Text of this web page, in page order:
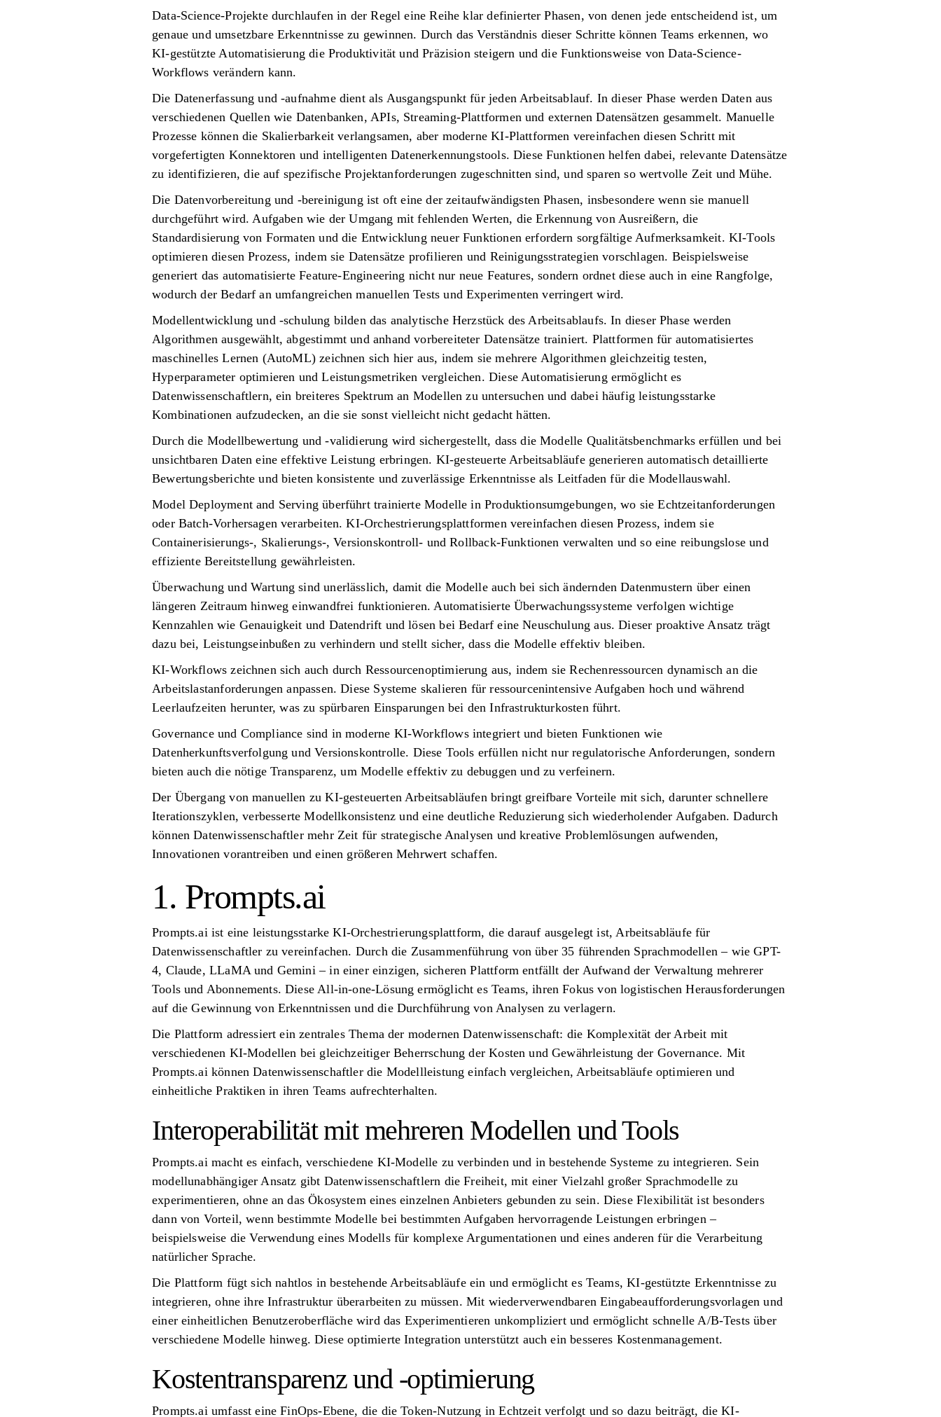
Data-Science-Projekte durchlaufen in der Regel eine Reihe klar definierter Phasen, von denen jede entscheidend ist, um
genaue und umsetzbare Erkenntnisse zu gewinnen. Durch das Verständnis dieser Schritte können Teams erkennen, wo
KI-gestützte Automatisierung die Produktivität und Präzision steigern und die Funktionsweise von Data-Science-
Workflows verändern kann.
Die Datenerfassung und -aufnahme dient als Ausgangspunkt für jeden Arbeitsablauf. In dieser Phase werden Daten aus
verschiedenen Quellen wie Datenbanken, APIs, Streaming-Plattformen und externen Datensätzen gesammelt. Manuelle
Prozesse können die Skalierbarkeit verlangsamen, aber moderne KI-Plattformen vereinfachen diesen Schritt mit
vorgefertigten Konnektoren und intelligenten Datenerkennungstools. Diese Funktionen helfen dabei, relevante Datensätze
zu identifizieren, die auf spezifische Projektanforderungen zugeschnitten sind, und sparen so wertvolle Zeit und Mühe.
Die Datenvorbereitung und -bereinigung ist oft eine der zeitaufwändigsten Phasen, insbesondere wenn sie manuell
durchgeführt wird. Aufgaben wie der Umgang mit fehlenden Werten, die Erkennung von Ausreißern, die
Standardisierung von Formaten und die Entwicklung neuer Funktionen erfordern sorgfältige Aufmerksamkeit. KI-Tools
optimieren diesen Prozess, indem sie Datensätze profilieren und Reinigungsstrategien vorschlagen. Beispielsweise
generiert das automatisierte Feature-Engineering nicht nur neue Features, sondern ordnet diese auch in eine Rangfolge,
wodurch der Bedarf an umfangreichen manuellen Tests und Experimenten verringert wird.
Modellentwicklung und -schulung bilden das analytische Herzstück des Arbeitsablaufs. In dieser Phase werden
Algorithmen ausgewählt, abgestimmt und anhand vorbereiteter Datensätze trainiert. Plattformen für automatisiertes
maschinelles Lernen (AutoML) zeichnen sich hier aus, indem sie mehrere Algorithmen gleichzeitig testen,
Hyperparameter optimieren und Leistungsmetriken vergleichen. Diese Automatisierung ermöglicht es
Datenwissenschaftlern, ein breiteres Spektrum an Modellen zu untersuchen und dabei häufig leistungsstarke
Kombinationen aufzudecken, an die sie sonst vielleicht nicht gedacht hätten.
Durch die Modellbewertung und -validierung wird sichergestellt, dass die Modelle Qualitätsbenchmarks erfüllen und bei
unsichtbaren Daten eine effektive Leistung erbringen. KI-gesteuerte Arbeitsabläufe generieren automatisch detaillierte
Bewertungsberichte und bieten konsistente und zuverlässige Erkenntnisse als Leitfaden für die Modellauswahl.
Model Deployment and Serving überführt trainierte Modelle in Produktionsumgebungen, wo sie Echtzeitanforderungen
oder Batch-Vorhersagen verarbeiten. KI-Orchestrierungsplattformen vereinfachen diesen Prozess, indem sie
Containerisierungs-, Skalierungs-, Versionskontroll- und Rollback-Funktionen verwalten und so eine reibungslose und
effiziente Bereitstellung gewährleisten.
Überwachung und Wartung sind unerlässlich, damit die Modelle auch bei sich ändernden Datenmustern über einen
längeren Zeitraum hinweg einwandfrei funktionieren. Automatisierte Überwachungssysteme verfolgen wichtige
Kennzahlen wie Genauigkeit und Datendrift und lösen bei Bedarf eine Neuschulung aus. Dieser proaktive Ansatz trägt
dazu bei, Leistungseinbußen zu verhindern und stellt sicher, dass die Modelle effektiv bleiben.
KI-Workflows zeichnen sich auch durch Ressourcenoptimierung aus, indem sie Rechenressourcen dynamisch an die
Arbeitslastanforderungen anpassen. Diese Systeme skalieren für ressourcenintensive Aufgaben hoch und während
Leerlaufzeiten herunter, was zu spürbaren Einsparungen bei den Infrastrukturkosten führt.
Governance und Compliance sind in moderne KI-Workflows integriert und bieten Funktionen wie
Datenherkunftsverfolgung und Versionskontrolle. Diese Tools erfüllen nicht nur regulatorische Anforderungen, sondern
bieten auch die nötige Transparenz, um Modelle effektiv zu debuggen und zu verfeinern.
Der Übergang von manuellen zu KI-gesteuerten Arbeitsabläufen bringt greifbare Vorteile mit sich, darunter schnellere
Iterationszyklen, verbesserte Modellkonsistenz und eine deutliche Reduzierung sich wiederholender Aufgaben. Dadurch
können Datenwissenschaftler mehr Zeit für strategische Analysen und kreative Problemlösungen aufwenden,
Innovationen vorantreiben und einen größeren Mehrwert schaffen.
1. Prompts.ai
Prompts.ai ist eine leistungsstarke KI-Orchestrierungsplattform, die darauf ausgelegt ist, Arbeitsabläufe für
Datenwissenschaftler zu vereinfachen. Durch die Zusammenführung von über 35 führenden Sprachmodellen – wie GPT-
4, Claude, LLaMA und Gemini – in einer einzigen, sicheren Plattform entfällt der Aufwand der Verwaltung mehrerer
Tools und Abonnements. Diese All-in-one-Lösung ermöglicht es Teams, ihren Fokus von logistischen Herausforderungen
auf die Gewinnung von Erkenntnissen und die Durchführung von Analysen zu verlagern.
Die Plattform adressiert ein zentrales Thema der modernen Datenwissenschaft: die Komplexität der Arbeit mit
verschiedenen KI-Modellen bei gleichzeitiger Beherrschung der Kosten und Gewährleistung der Governance. Mit
Prompts.ai können Datenwissenschaftler die Modellleistung einfach vergleichen, Arbeitsabläufe optimieren und
einheitliche Praktiken in ihren Teams aufrechterhalten.
Interoperabilität mit mehreren Modellen und Tools
Prompts.ai macht es einfach, verschiedene KI-Modelle zu verbinden und in bestehende Systeme zu integrieren. Sein
modellunabhängiger Ansatz gibt Datenwissenschaftlern die Freiheit, mit einer Vielzahl großer Sprachmodelle zu
experimentieren, ohne an das Ökosystem eines einzelnen Anbieters gebunden zu sein. Diese Flexibilität ist besonders
dann von Vorteil, wenn bestimmte Modelle bei bestimmten Aufgaben hervorragende Leistungen erbringen –
beispielsweise die Verwendung eines Modells für komplexe Argumentationen und eines anderen für die Verarbeitung
natürlicher Sprache.
Die Plattform fügt sich nahtlos in bestehende Arbeitsabläufe ein und ermöglicht es Teams, KI-gestützte Erkenntnisse zu
integrieren, ohne ihre Infrastruktur überarbeiten zu müssen. Mit wiederverwendbaren Eingabeaufforderungsvorlagen und
einer einheitlichen Benutzeroberfläche wird das Experimentieren unkompliziert und ermöglicht schnelle A/B-Tests über
verschiedene Modelle hinweg. Diese optimierte Integration unterstützt auch ein besseres Kostenmanagement.
Kostentransparenz und -optimierung
Prompts.ai umfasst eine FinOps-Ebene, die die Token-Nutzung in Echtzeit verfolgt und so dazu beiträgt, die KI-